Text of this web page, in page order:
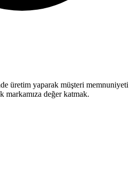
üretim yaparak müşteri memnuniyeti
markamıza değer katmak.